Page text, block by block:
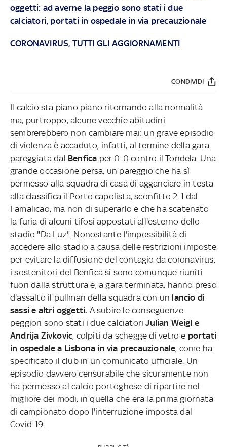
oggetti: ad averne la peggio sono stati i due
calciatori, portati in ospedale in via precauzionale
CORONAVIRUS, TUTTI GLI AGGIORNAMENTI
CONDIVIDI
Il calcio sta piano piano ritornando alla normalità
ma, purtroppo, alcune vecchie abitudini
sembrerebbero non cambiare mai: un grave episodio
di violenza è accaduto, infatti, al termine della gara
pareggiata dal Benfica per 0-0 contro il Tondela. Una
grande occasione persa, un pareggio che ha sì
permesso alla squadra di casa di agganciare in testa
alla classifica il Porto capolista, sconfitto 2-1 dal
Famalicao, ma non di superarlo e che ha scatenato
la furia di alcuni tifosi appostati all'esterno dello
stadio "Da Luz". Nonostante l'impossibilità di
accedere allo stadio a causa delle restrizioni imposte
per evitare la diffusione del contagio da coronavirus,
i sostenitori del Benfica si sono comunque riuniti
fuori dalla struttura e, a gara terminata, hanno preso
d'assalto il pullman della squadra con un lancio di
sassi e altri oggetti. A subire le conseguenze
peggiori sono stati i due calciatori Julian Weigl e
Andrija Zivkovic, colpiti da schegge di vetro e portati
in ospedale a Lisbona in via precauzionale, come ha
specificato il club in un comunicato ufficiale. Un
episodio davvero censurabile che sicuramente non
ha permesso al calcio portoghese di ripartire nel
migliore dei modi, in quella che era la prima giornata
di campionato dopo l'interruzione imposta dal
Covid-19.